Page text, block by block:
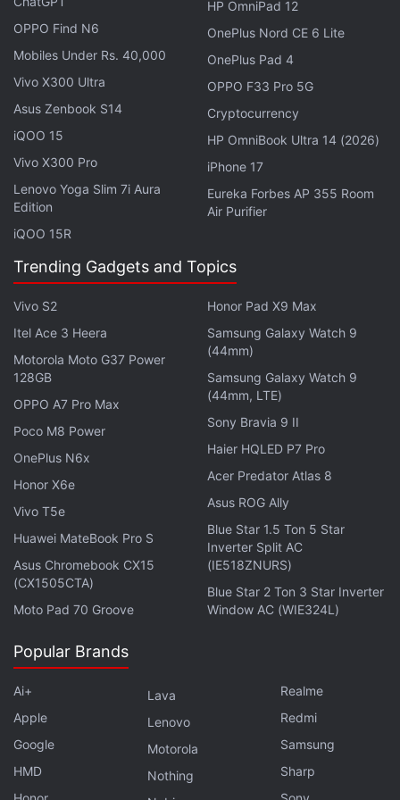
క్యూసీవై మెలోబడ్స్ ఎన్65 ధర ఎంత?
క్యూసీవై కంపెనీ ఈ సరికొత్త మెలోబడ్స్ ఎన్65ను ప్రస్తుతానికి తన
హోమ్ మార్కెట్ అయిన చైనాలో విడుదల చేసింది. చైనా
మార్కెట్లో దీని ధరను 259 యువాన్లుగా నిర్ణయించారు. అంటే
మన భారతీయ కరెన్సీలో దీని విలువ సుమారు రూ.3,500 వరకు
ఉంటుంది. బడ్జెట్ ధరలోనే ప్రీమియం ఫీచర్లను కోరుకునే వారికి
ఇది ఒక బెస్ట్ ఆప్షన్ అని చెప్పవచ్చు. చైనాలోని కస్టమర్లు దీనిని
కంపెనీ అధికారిక వెబ్‌సైట్‌తో పాటు ప్రముఖ ఈ-కామర్స్ సైట్
JD.com ద్వారా కొనుగోలు చేయవచ్చు. త్వరలోనే ఇది భారత
మార్కెట్లోకి కూడా వచ్చే అవకాశాలు ఉన్నాయి.
ఉన్ని, పేపర్‌తో తయారు చేసిన స్పెషల్ డ్రైవర్లు
ఈ ఇయర్‌బడ్స్ సాంకేతిక భాగాలను పరిశీలిస్తే.. కంపెనీ ఇందులో
SQ3+ అనే అధునాతన డైనమిక్ డ్రైవర్లను ఉపయోగించింది.
కంపెనీ తెలిపిన వివరాల ప్రకారం.. ఈ డ్రైవర్లలో ఉండే కాంపోజిట్
డయాఫ్రాగమ్‌ను పూర్తిగా సహజమైన ఉన్ని ఫైబర్, పేపర్‌తో
తయారు చేయడం విశేషం. దీనివల్ల పాటలు వినేటప్పుడు బేస్,
ట్రైబుల్స్ చాలా క్లియర్‌గా, సహజంగా వినిపిస్తాయి. దీనికి తోడు
ఈ ఇయర్‌బడ్స్ అద్భుతమైన ఆడియో క్వాలిటీని ఇస్తాయనడానికి
గుర్తుగా హై-రెస్ ఆడియో వైర్‌లెస్ సర్టిఫికేషన్ కూడా లభించింది.
నాయిస్ క్యాన్సిలేషన్‌లో సరికొత్త రికార్డు
బయటి శబ్దాల వల్ల ఎటువంటి డిస్టర్బెన్స్ లేకుండా ప్రశాంతంగా
మ్యూజిక్ వినేందుకు లేదా ఫోన్ మాట్లాడేందుకు ఈ ఇయర్‌బడ్స్‌లో
నాయిస్ మేనేజ్‌మెంట్ కోసం ఏకంగా 8 మైక్రోఫోన్లను అమర్చారు.
ఈ మైక్రోఫోన్ల వ్యవస్థను కంపెనీ స్కైడోమ్ నాయిస్ క్యాన్సిలింగ్
శబ్దాలను ఏకంగా 60 dB (డెసిబెల్స్) వరకు సమర్థవంతంగా
అడ్డుకుంటుంది. దీనివల్ల ప్రయాణాల్లో ఉన్నప్పుడు కూడా చాలా
స్పష్టమైన ఆడియోను ఆస్వాదించవచ్చు.
Samsung : శాంసంగ్ గెలాక్సీ అన్‌ప్యాక్డ్ 2026 ఈవెంట్
OPPO Find N6
Mobiles Under Rs. 40,000
Vivo X300 Ultra
Asus Zenbook S14
iQOO 15
Vivo X300 Pro
Lenovo Yoga Slim 7i Aura
Edition
iQOO 15R
HP OmniPad 12
OnePlus Nord CE 6 Lite
OnePlus Pad 4
OPPO F33 Pro 5G
Cryptocurrency
HP OmniBook Ultra 14 (2026)
iPhone 17
Eureka Forbes AP 355 Room
Air Purifier
Trending Gadgets and Topics
Vivo S2
Itel Ace 3 Heera
Motorola Moto G37 Power
128GB
OPPO A7 Pro Max
Poco M8 Power
OnePlus N6x
Honor X6e
Vivo T5e
Huawei MateBook Pro S
Asus Chromebook CX15
(CX1505CTA)
Moto Pad 70 Groove
Honor Pad X9 Max
Samsung Galaxy Watch 9
(44mm)
Samsung Galaxy Watch 9
(44mm, LTE)
Sony Bravia 9 II
Haier HQLED P7 Pro
Acer Predator Atlas 8
Asus ROG Ally
Blue Star 1.5 Ton 5 Star
Inverter Split AC
(IE518ZNURS)
Blue Star 2 Ton 3 Star Inverter
Window AC (WIE324L)
Popular Brands
Ai+
Apple
Google
HMD
Lava
Lenovo
Motorola
Nothing
Realme
Redmi
Samsung
Sharp